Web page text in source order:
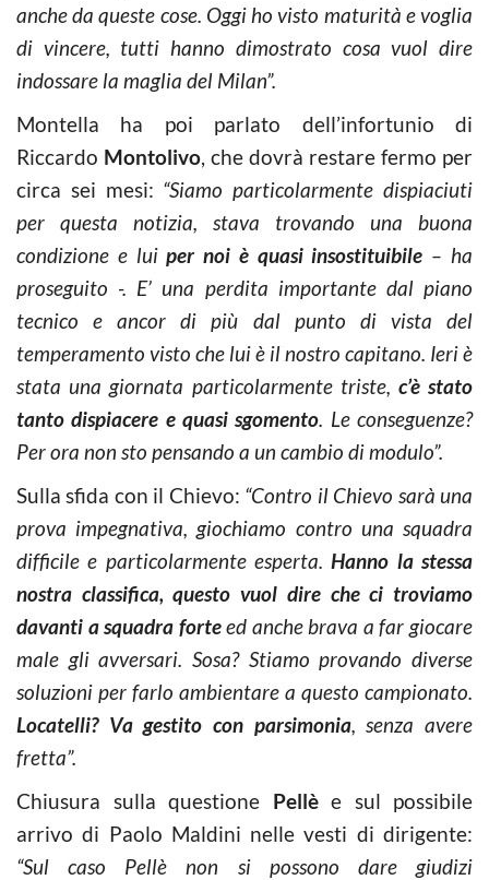
anche da queste cose. Oggi ho visto maturità e voglia
di vincere, tutti hanno dimostrato cosa vuol dire
indossare la maglia del Milan”.
Montella ha poi parlato dell’infortunio di
Riccardo Montolivo, che dovrà restare fermo per
circa sei mesi: “Siamo particolarmente dispiaciuti
per questa notizia, stava trovando una buona
condizione e luiper noi è quasi insostituibile – ha
proseguito -. E’ una perdita importante dal piano
tecnico e ancor di più dal punto di vista del
temperamento visto che lui è il nostro capitano. Ieri è
stata una giornata particolarmente triste, c’è stato
tanto dispiacere e quasi sgomento. Le conseguenze?
Per ora non sto pensando a un cambio di modulo”.
Sulla sfida con il Chievo: “Contro il Chievo sarà una
prova impegnativa, giochiamo contro una squadra
difficile e particolarmente esperta.Hanno la stessa
nostra classifica, questo vuol dire che ci troviamo
davanti a squadra forteed anche brava a far giocare
male gli avversari. Sosa? Stiamo provando diverse
soluzioni per farlo ambientare a questo campionato.
Locatelli? Va gestito con parsimonia, senza avere
fretta”.
Chiusura sulla questione Pellèe sul possibile
arrivo di Paolo Maldini nelle vesti di dirigente:
“Sul caso Pellè non si possono dare giudizi